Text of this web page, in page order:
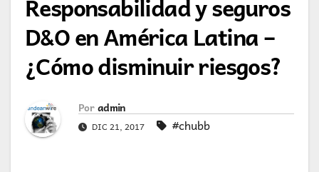
D&O en América Latina –
¿Cómo disminuir riesgos?
Por admin
DIC 21, 2017 #chubb